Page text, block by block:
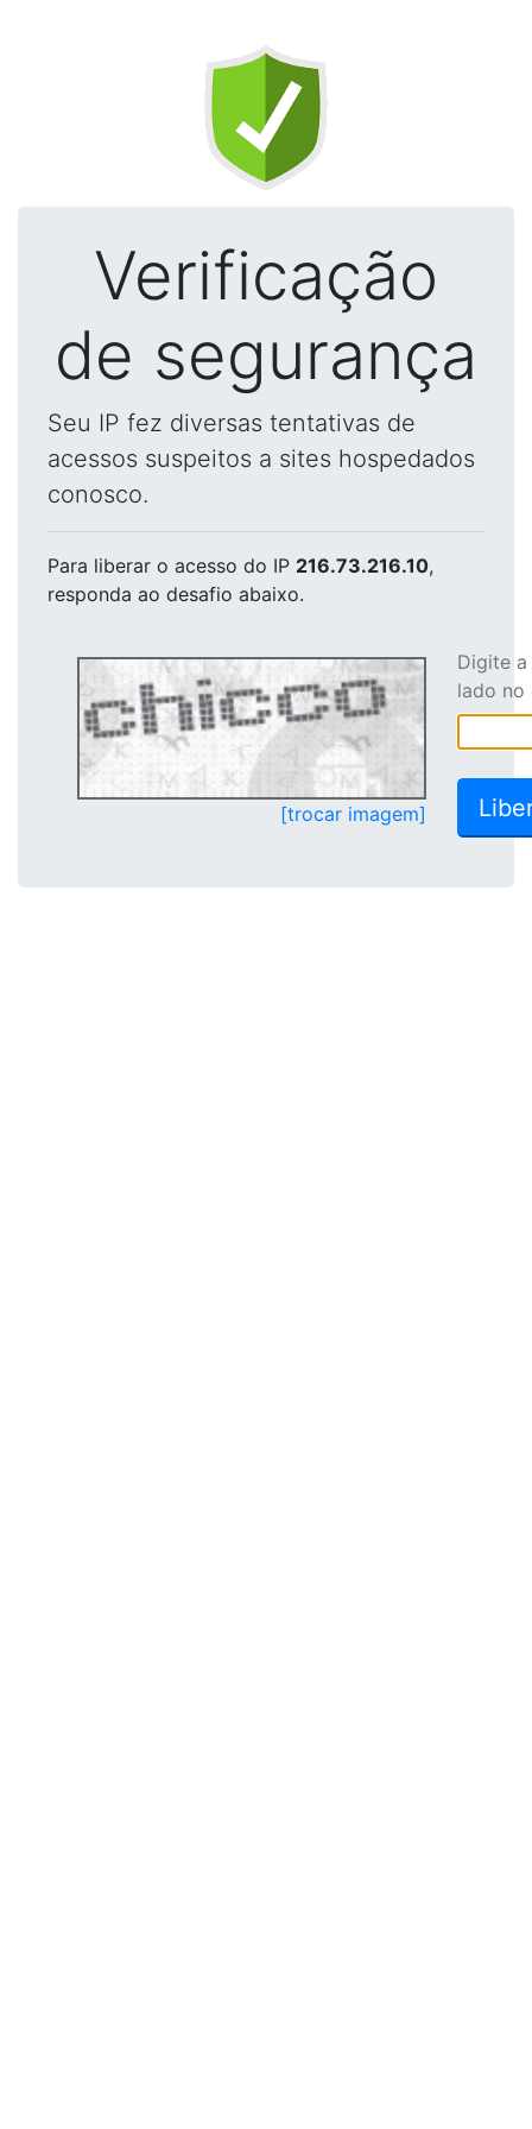
Verificação
de segurança
Seu IP fez diversas tentativas de
acessos suspeitos a sites hospedados
conosco.
Para liberar o acesso do IP 216.73.216.10,
responda ao desafio abaixo.
[trocar imagem]
Digite
lado no